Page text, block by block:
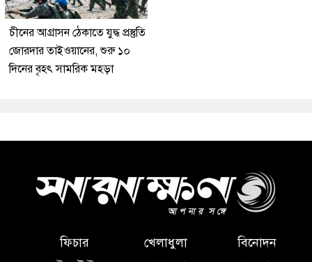
চীনের আগ্রাসন ঠেকাতে যুদ্ধ প্রস্তুতি
জোরদার তাইওয়ানের, শুরু ১০
দিনের বৃহৎ সামরিক মহড়া
ফিচার খেলাধুলা
বিনোদন